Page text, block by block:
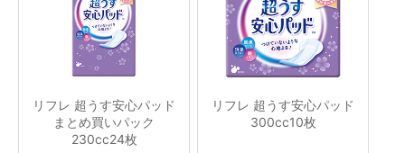
リフレ 超うす安心パッド
まとめ買いパック
230cc24枚
リフレ 超うす安心パッド
300cc10枚